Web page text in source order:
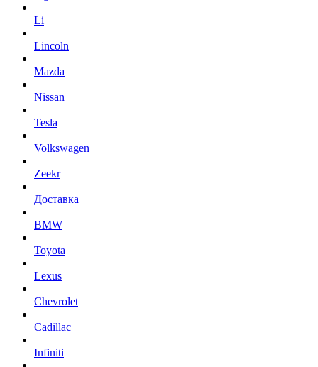
Li
Lincoln
Mazda
Nissan
Tesla
Volkswagen
Zeekr
Доставка
BMW
Toyota
Lexus
Chevrolet
Cadillac
Infiniti